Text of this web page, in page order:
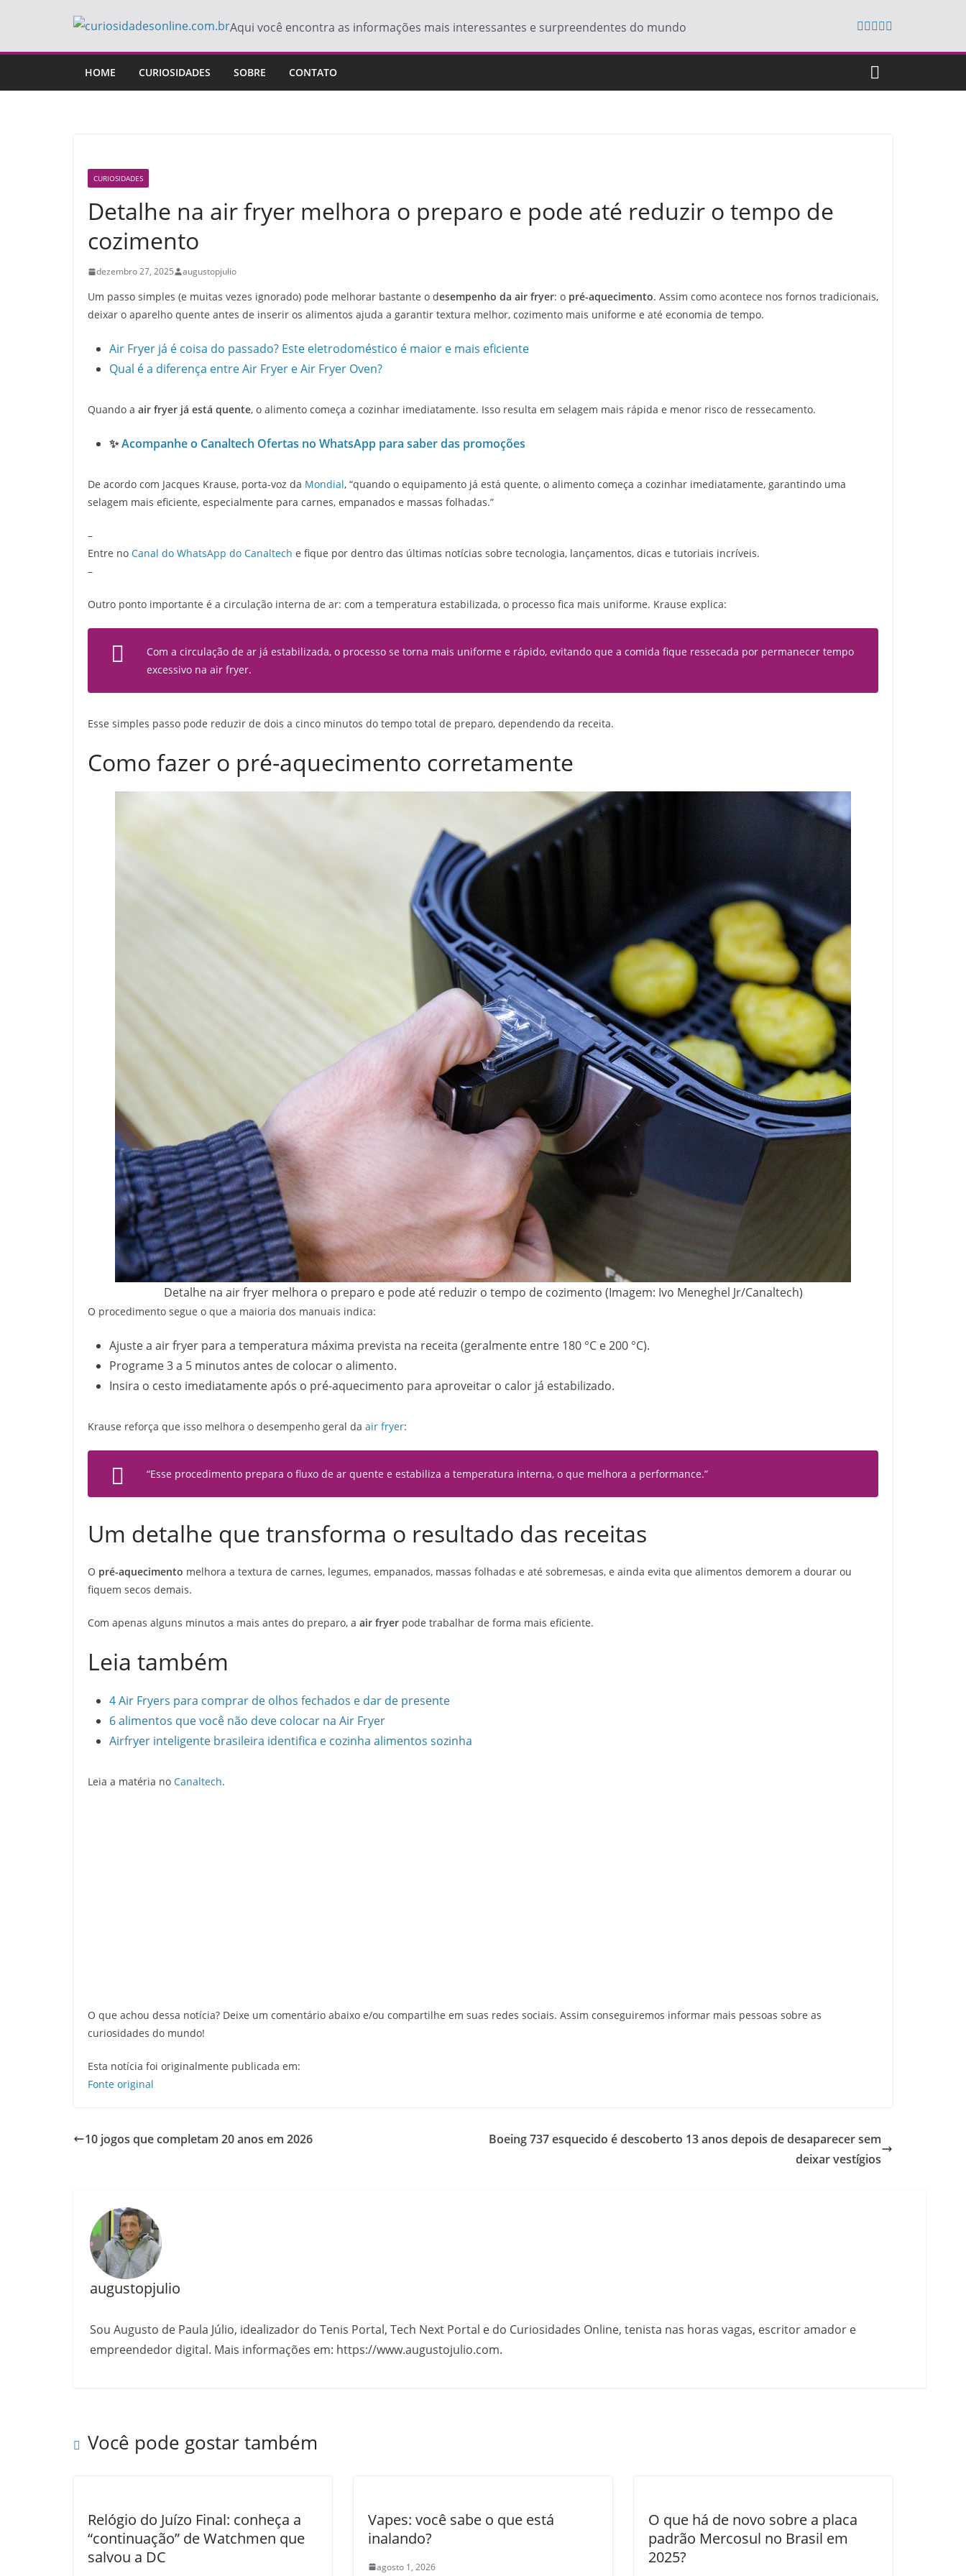
o
Aqui você encontra as informações mais interessantes e surpreendentes do mundo
HOME CURIOSIDADES SOBRE CONTATO
CURIOSIDADES
Detalhe na air fryer melhora o preparo e pode até reduzir o tempo de
cozimento
dezembro 27, 2025 augustopjulio
Um passo simples (e muitas vezes ignorado) pode melhorar bastante o desempenho da air fryer: o pré-aquecimento. Assim como acontece nos fornos tradicionais,
deixar o aparelho quente antes de inserir os alimentos ajuda a garantir textura melhor, cozimento mais uniforme e até economia de tempo.
Air Fryer já é coisa do passado? Este eletrodoméstico é maior e mais eficiente
Qual é a diferença entre Air Fryer e Air Fryer Oven?
Quando a air fryer já está quente, o alimento começa a cozinhar imediatamente. Isso resulta em selagem mais rápida e menor risco de ressecamento.
✨Acompanhe o Canaltech Ofertas no WhatsApp para saber das promoções
De acordo com Jacques Krause, porta-voz da Mondial, “quando o equipamento já está quente, o alimento começa a cozinhar imediatamente, garantindo uma
selagem mais eficiente, especialmente para carnes, empanados e massas folhadas.”
–
Entre no Canal do WhatsApp do Canaltech e fique por dentro das últimas notícias sobre tecnologia, lançamentos, dicas e tutoriais incríveis.
–
Outro ponto importante é a circulação interna de ar: com a temperatura estabilizada, o processo fica mais uniforme. Krause explica:
Com a circulação de ar já estabilizada, o processo se torna mais uniforme e rápido, evitando que a comida fique ressecada por permanecer tempo
excessivo na air fryer.
Esse simples passo pode reduzir de dois a cinco minutos do tempo total de preparo, dependendo da receita.
Como fazer o pré-aquecimento corretamente
Detalhe na air fryer melhora o preparo e pode até reduzir o tempo de cozimento (Imagem: Ivo Meneghel Jr/Canaltech)
O procedimento segue o que a maioria dos manuais indica:
Ajuste a air fryer para a temperatura máxima prevista na receita (geralmente entre 180 °C e 200 °C).
Programe 3 a 5 minutos antes de colocar o alimento.
Insira o cesto imediatamente após o pré-aquecimento para aproveitar o calor já estabilizado.
Krause reforça que isso melhora o desempenho geral da air fryer:
“Esse procedimento prepara o fluxo de ar quente e estabiliza a temperatura interna, o que melhora a performance.”
Um detalhe que transforma o resultado das receitas
O pré-aquecimento melhora a textura de carnes, legumes, empanados, massas folhadas e até sobremesas, e ainda evita que alimentos demorem a dourar ou
fiquem secos demais.
Com apenas alguns minutos a mais antes do preparo, a air fryer pode trabalhar de forma mais eficiente.
Leia também
4 Air Fryers para comprar de olhos fechados e dar de presente
6 alimentos que você não deve colocar na Air Fryer
Airfryer inteligente brasileira identifica e cozinha alimentos sozinha
Leia a matéria no Canaltech.
O que achou dessa notícia? Deixe um comentário abaixo e/ou compartilhe em suas redes sociais. Assim conseguiremos informar mais pessoas sobre as
curiosidades do mundo!
Esta notícia foi originalmente publicada em:
Fonte original
10 jogos que completam 20 anos em 2026
Boeing 737 esquecido é descoberto 13 anos depois de desaparecer sem
deixar vestígios
augustopjulio
Sou Augusto de Paula Júlio, idealizador do Tenis Portal, Tech Next Portal e do Curiosidades Online, tenista nas horas vagas, escritor amador e
empreendedor digital. Mais informações em: https://www.augustojulio.com.
Você pode gostar também
Relógio do Juízo Final: conheça a
“continuação” de Watchmen que
salvou a DC
Vapes: você sabe o que está
inalando?
agosto 1, 2026
O que há de novo sobre a placa
padrão Mercosul no Brasil em
2025?